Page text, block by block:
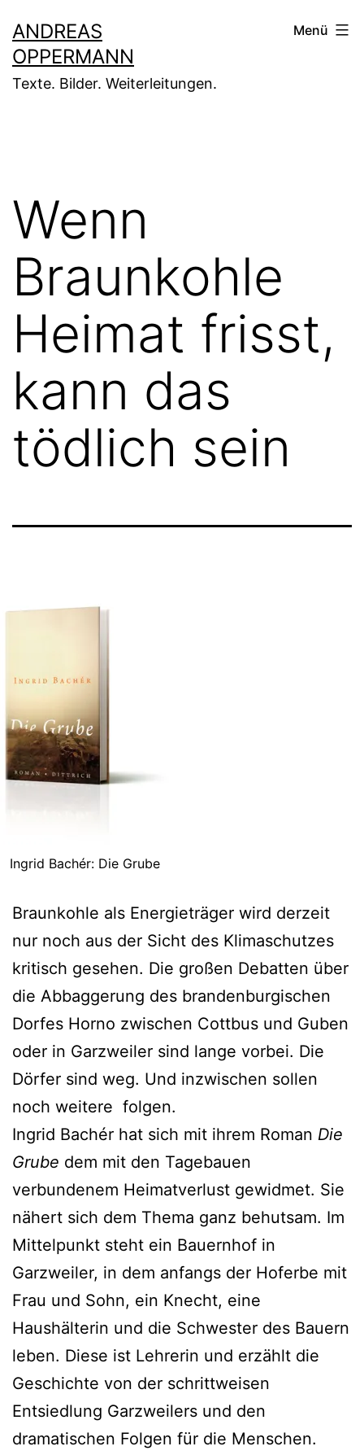
Inhalt
springen
ANDREAS
OPPERMANN
Texte. Bilder. Weiterleitungen.
Menü
Wenn
Braunkohle
Heimat frisst,
kann das
tödlich sein
Ingrid Bachér: Die Grube
Braunkohle als Energieträger wird derzeit
nur noch aus der Sicht des Klimaschutzes
kritisch gesehen. Die großen Debatten über
die Abbaggerung des brandenburgischen
Dorfes Horno zwischen Cottbus und Guben
oder in Garzweiler sind lange vorbei. Die
Dörfer sind weg. Und inzwischen sollen
noch weitere folgen.
Ingrid Bachér hat sich mit ihrem Roman Die
Grube dem mit den Tagebauen
verbundenem Heimatverlust gewidmet. Sie
nähert sich dem Thema ganz behutsam. Im
Mittelpunkt steht ein Bauernhof in
Garzweiler, in dem anfangs der Hoferbe mit
Frau und Sohn, ein Knecht, eine
Haushälterin und die Schwester des Bauern
leben. Diese ist Lehrerin und erzählt die
Geschichte von der schrittweisen
Entsiedlung Garzweilers und den
dramatischen Folgen für die Menschen.